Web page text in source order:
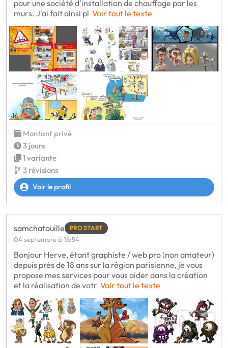
pour une société d'installation de chauffage par les
murs. J'ai fait ainsi pl Voir tout le texte
Montant privé
3 jours
1 variante
3 révisions
Voir le profil
samchatouille PRO START
04 septembre à 16:54
Bonjour Herve, étant graphiste / web pro (non amateur)
depuis près de 18 ans sur la région parisienne, je vous
propose mes services pour vous aider dans la création
et la réalisation de votr Voir tout le texte